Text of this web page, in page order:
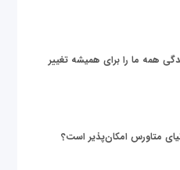
همه ما را برای همیشه تغییر
متاورس امکان‌پذیر است؟